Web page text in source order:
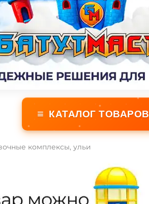
≡ КАТАЛОГ ТОВАРОВ
комплексы, ульи